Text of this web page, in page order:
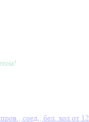
соед., бел. хол от